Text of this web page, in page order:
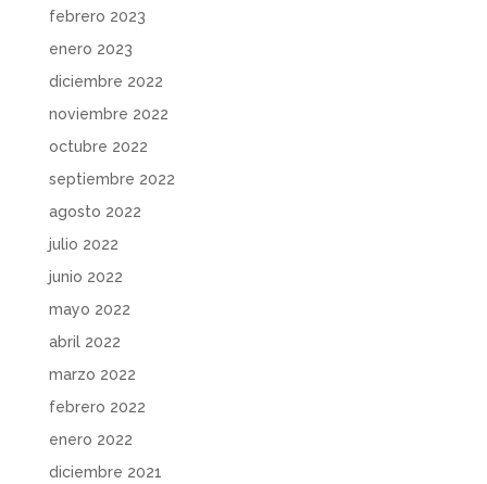
febrero 2023
enero 2023
diciembre 2022
noviembre 2022
octubre 2022
septiembre 2022
agosto 2022
julio 2022
junio 2022
mayo 2022
abril 2022
marzo 2022
febrero 2022
enero 2022
diciembre 2021